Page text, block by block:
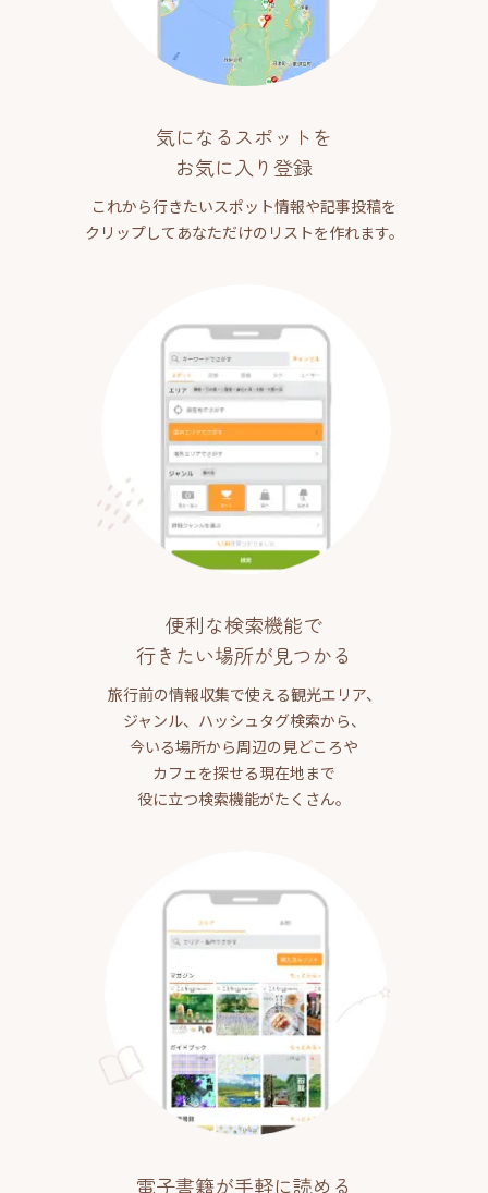
気になるスポットを
お気に入り登録
これから行きたいスポット情報や記事投稿を
クリップしてあなただけのリストを作れます。
便利な検索機能で
行きたい場所が見つかる
旅行前の情報収集で使える観光エリア、
ジャンル、ハッシュタグ検索から、
今いる場所から周辺の見どころや
カフェを探せる現在地まで
役に立つ検索機能がたくさん。
電子書籍が手軽に読める